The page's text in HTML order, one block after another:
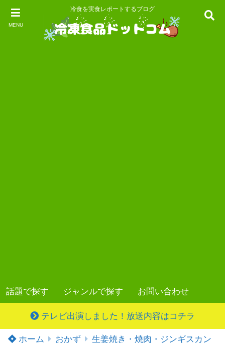
MENU
冷食を実食レポートするブログ
話題で探す ジャンルで探す お問い合わせ
テレビ出演しました！放送内容はコチラ
ホーム おかず 生姜焼き・焼肉・ジンギスカン